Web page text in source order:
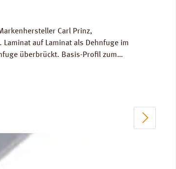
Carl Prinz,
auf Laminat als Dehnfuge im
überbrückt. Basis-Profil zum